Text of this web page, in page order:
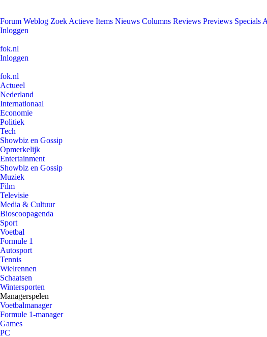
Forum Weblog Zoek Actieve Items Nieuws Columns Reviews Previews Specials
Inloggen
fok.nl
Inloggen
fok.nl
Actueel
Nederland
Internationaal
Economie
Politiek
Tech
Showbiz en Gossip
Opmerkelijk
Entertainment
Showbiz en Gossip
Muziek
Film
Televisie
Media & Cultuur
Bioscoopagenda
Sport
Voetbal
Formule 1
Autosport
Tennis
Wielrennen
Schaatsen
Wintersporten
Managerspelen
Voetbalmanager
Formule 1-manager
Games
PC